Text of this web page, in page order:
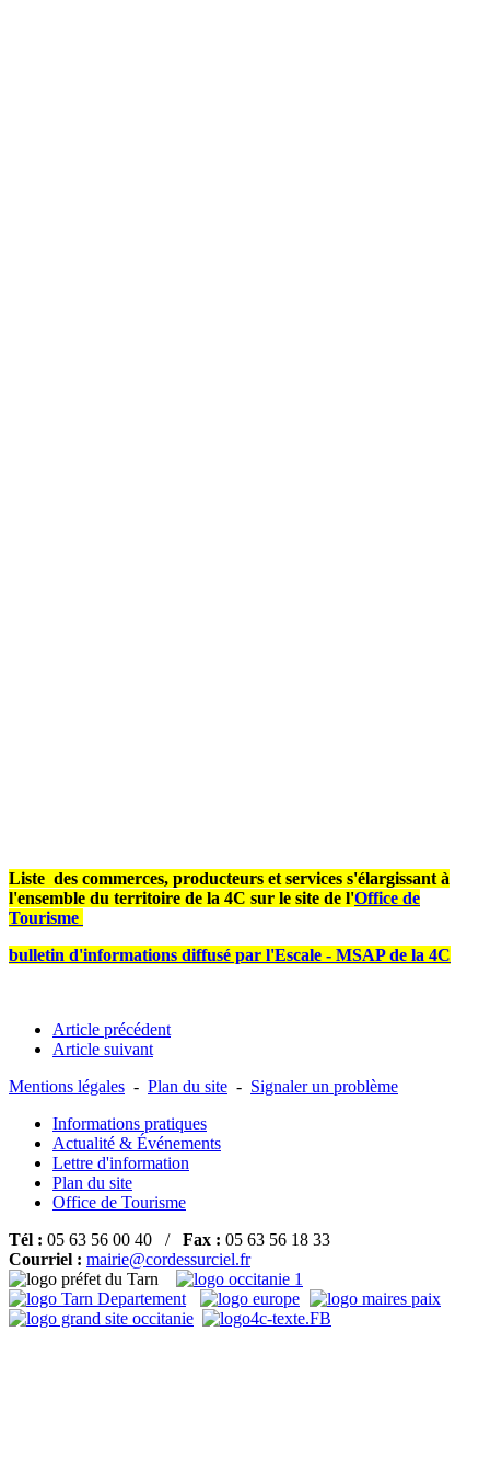
Liste des commerces, producteurs et services s'élargissant à
l'ensemble du territoire de la 4C sur le site de l'Office de
Tourisme
bulletin d'informations diffusé par l'Escale - MSAP de la 4C
Article précédent
Article suivant
Mentions légales - Plan du site - Signaler un problème
Informations pratiques
Actualité & Événements
Lettre d'information
Plan du site
Office de Tourisme
Tél : 05 63 56 00 40 / Fax : 05 63 56 18 33
Courriel : mairie@cordessurciel.fr